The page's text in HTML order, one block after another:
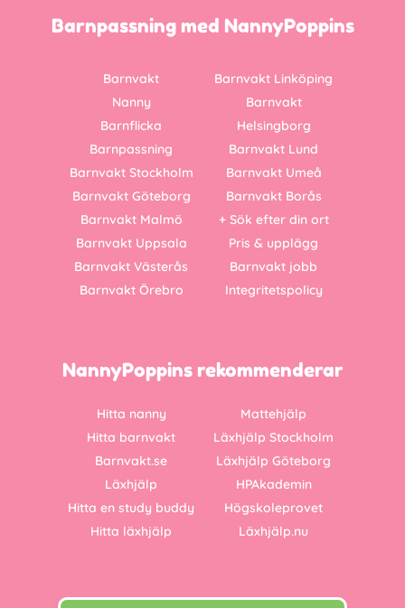
Barnpassning med NannyPoppins
Barnvakt
Nanny
Barnflicka
Barnpassning
Barnvakt Stockholm
Barnvakt Göteborg
Barnvakt Malmö
Barnvakt Uppsala
Barnvakt Västerås
Barnvakt Örebro
Barnvakt Linköping
Barnvakt
Helsingborg
Barnvakt Lund
Barnvakt Umeå
Barnvakt Borås
+ Sök efter din ort
Pris & upplägg
Barnvakt jobb
Integritetspolicy
NannyPoppins rekommenderar
Hitta nanny
Hitta barnvakt
Barnvakt.se
Läxhjälp
Hitta en study buddy
Hitta läxhjälp
Mattehjälp
Läxhjälp Stockholm
Läxhjälp Göteborg
HPAkademin
Högskoleprovet
Läxhjälp.nu